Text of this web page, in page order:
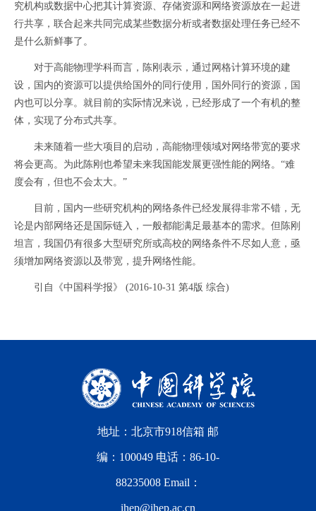
究机构或数据中心把其计算资源、存储资源和网络资源放在一起进
行共享，联合起来共同完成某些数据分析或者数据处理任务已经不
是什么新鲜事了。
对于高能物理学科而言，陈刚表示，通过网格计算环境的建
设，国内的资源可以提供给国外的同行使用，国外同行的资源，国
内也可以分享。就目前的实际情况来说，已经形成了一个有机的整
体，实现了分布式共享。
未来随着一些大项目的启动，高能物理领域对网络带宽的要求
将会更高。为此陈刚也希望未来我国能发展更强性能的网络。“难
度会有，但也不会太大。”
目前，国内一些研究机构的网络条件已经发展得非常不错，无
论是内部网络还是国际链入，一般都能满足最基本的需求。但陈刚
坦言，我国仍有很多大型研究所或高校的网络条件不尽如人意，亟
须增加网络资源以及带宽，提升网络性能。
引自《中国科学报》 (2016-10-31 第4版 综合)
地址：北京市918信箱 邮
编：100049 电话：86-10-
88235008 Email：
ihep@ihep.ac.cn